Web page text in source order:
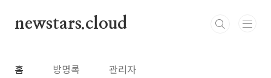
newstars.cloud
홈 방명록 관리자